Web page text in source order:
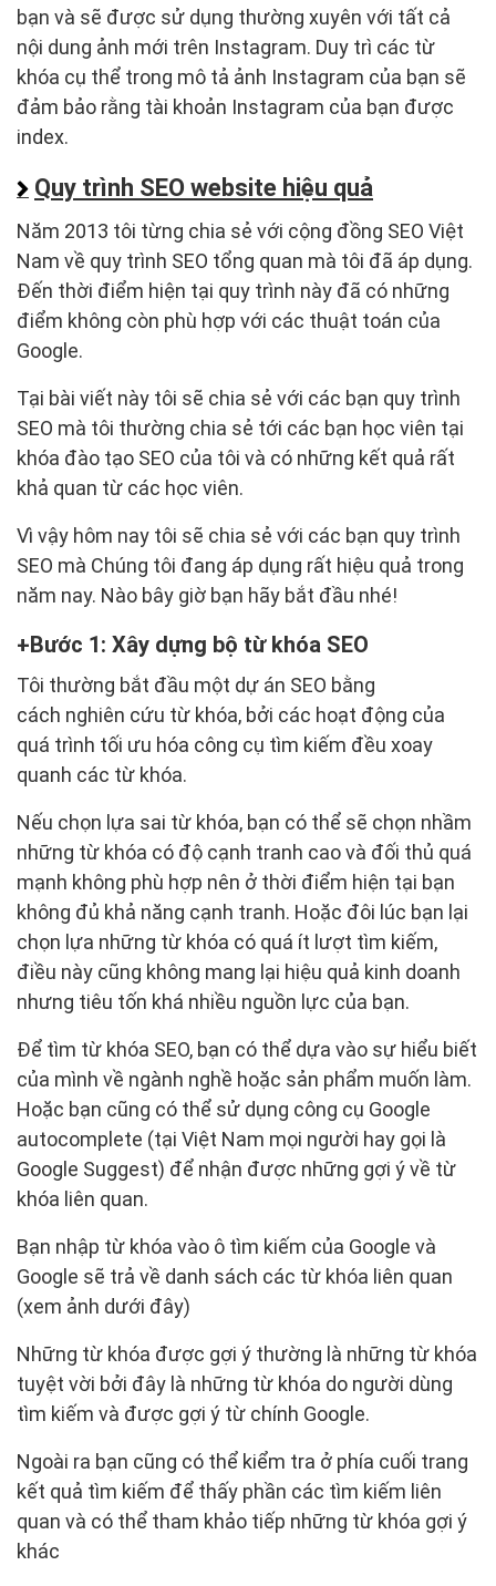
bạn và sẽ được sử dụng thường xuyên với tất cả
nội dung ảnh mới trên Instagram. Duy trì các từ
khóa cụ thể trong mô tả ảnh Instagram của bạn sẽ
đảm bảo rằng tài khoản Instagram của bạn được
index.
Quy trình SEO website hiệu quả
Năm 2013 tôi từng chia sẻ với cộng đồng SEO Việt
Nam về quy trình SEO tổng quan mà tôi đã áp dụng.
Đến thời điểm hiện tại quy trình này đã có những
điểm không còn phù hợp với các thuật toán của
Google.
Tại bài viết này tôi sẽ chia sẻ với các bạn quy trình
SEO mà tôi thường chia sẻ tới các bạn học viên tại
khóa đào tạo SEO của tôi và có những kết quả rất
khả quan từ các học viên.
Vì vậy hôm nay tôi sẽ chia sẻ với các bạn quy trình
SEO mà Chúng tôi đang áp dụng rất hiệu quả trong
năm nay. Nào bây giờ bạn hãy bắt đầu nhé!
Bước 1: Xây dựng bộ từ khóa SEO
Tôi thường bắt đầu một dự án SEO bằng
cách nghiên cứu từ khóa, bởi các hoạt động của
quá trình tối ưu hóa công cụ tìm kiếm đều xoay
quanh các từ khóa.
Nếu chọn lựa sai từ khóa, bạn có thể sẽ chọn nhầm
những từ khóa có độ cạnh tranh cao và đối thủ quá
mạnh không phù hợp nên ở thời điểm hiện tại bạn
không đủ khả năng cạnh tranh. Hoặc đôi lúc bạn lại
chọn lựa những từ khóa có quá ít lượt tìm kiếm,
điều này cũng không mang lại hiệu quả kinh doanh
nhưng tiêu tốn khá nhiều nguồn lực của bạn.
Để tìm từ khóa SEO, bạn có thể dựa vào sự hiểu biết
của mình về ngành nghề hoặc sản phẩm muốn làm.
Hoặc bạn cũng có thể sử dụng công cụ Google
autocomplete (tại Việt Nam mọi người hay gọi là
Google Suggest) để nhận được những gợi ý về từ
khóa liên quan.
Bạn nhập từ khóa vào ô tìm kiếm của Google và
Google sẽ trả về danh sách các từ khóa liên quan
(xem ảnh dưới đây)
Những từ khóa được gợi ý thường là những từ khóa
tuyệt vời bởi đây là những từ khóa do người dùng
tìm kiếm và được gợi ý từ chính Google.
Ngoài ra bạn cũng có thể kiểm tra ở phía cuối trang
kết quả tìm kiếm để thấy phần các tìm kiếm liên
quan và có thể tham khảo tiếp những từ khóa gợi ý
khác